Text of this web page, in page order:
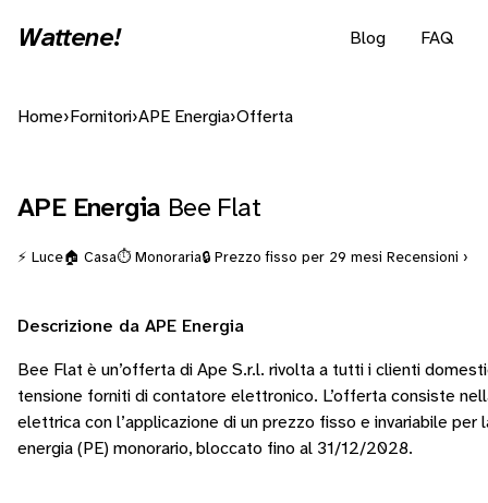
Wattene! Blog FAQ
Home› Fornitori›APE Energia›Offerta
APE Energia Bee Flat
⚡ Luce🏠 Casa⏱️ Monoraria🔒 Prezzo fisso per 29 mesi Recensioni ›
Descrizione da APE Energia
Bee Flat è un’offerta di Ape S.r.l. rivolta a tutti i clienti
tensione forniti di contatore elettronico. L’offerta consiste
elettrica con l’applicazione di un prezzo fisso e invariabile per
energia (PE) monorario, bloccato fino al 31/12/2028.